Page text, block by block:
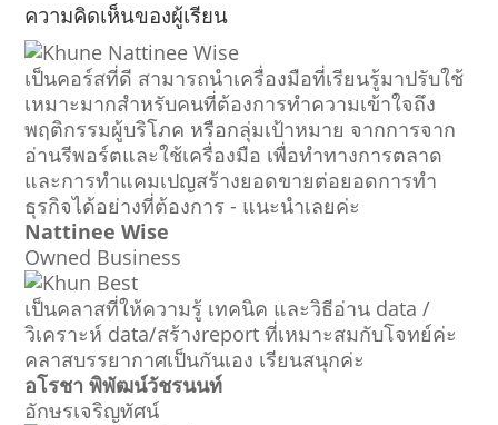
ความคิดเห็นของผู้เรียน
เป็นคอร์สที่ดี สามารถนำเครื่องมือที่เรียนรู้มาปรับใช้
เหมาะมากสำหรับคนที่ต้องการทำความเข้าใจถึง
พฤติกรรมผู้บริโภค หรือกลุ่มเป้าหมาย จากการจาก
อ่านรีพอร์ตและใช้เครื่องมือ เพื่อทำทางการตลาด
และการทำแคมเปญสร้างยอดขายต่อยอดการทำ
ธุรกิจได้อย่างที่ต้องการ - แนะนำเลยค่ะ
Nattinee Wise
Owned Business
เป็นคลาสที่ให้ความรู้ เทคนิค และวิธีอ่าน data /
วิเคราะห์ data/สร้างreport ที่เหมาะสมกับโจทย์ค่ะ
คลาสบรรยากาศเป็นกันเอง เรียนสนุกค่ะ
อโรชา พิพัฒน์วัชรนนท์
อักษรเจริญทัศน์